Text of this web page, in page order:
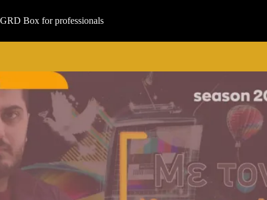
στο
περιεχόμενο
GRD Box for professionals